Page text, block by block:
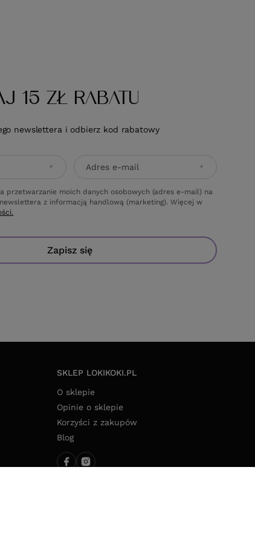
15 ZŁ RABATU
newslettera i odbierz kod rabatowy
Adres e-mail
przetwarzanie moich danych osobowych (adres e-mail) na
z informacją handlową (marketing). Więcej w
Zapisz się
SKLEP LOKIKOKI.PL
O sklepie
Opinie o sklepie
Korzyści z zakupów
Blog